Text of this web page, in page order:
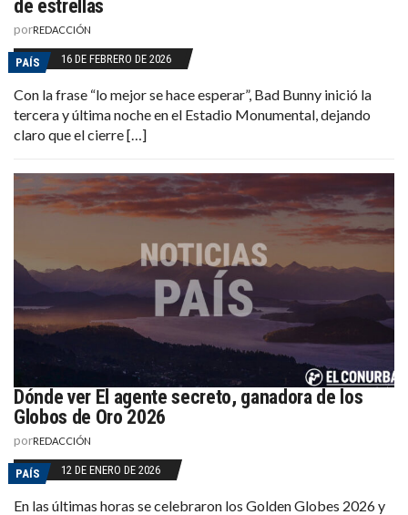
de estrellas
porREDACCIÓN
PAÍS 16 DE FEBRERO DE 2026
Con la frase “lo mejor se hace esperar”, Bad Bunny inició la
tercera y última noche en el Estadio Monumental, dejando
claro que el cierre […]
Dónde ver El agente secreto, ganadora de los
Globos de Oro 2026
porREDACCIÓN
PAÍS 12 DE ENERO DE 2026
En las últimas horas se celebraron los Golden Globes 2026 y